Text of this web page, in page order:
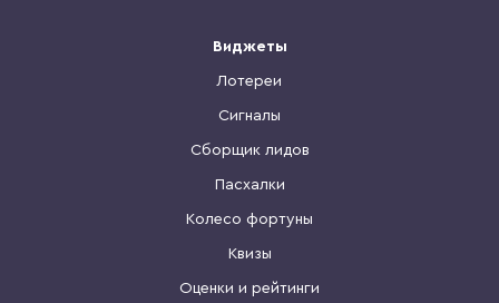
Виджеты
Лотереи
Сигналы
Сборщик лидов
Пасхалки
Колесо фортуны
Квизы
Оценки и рейтинги